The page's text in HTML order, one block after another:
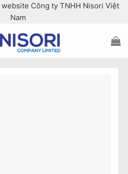
Công ty TNHH Nisori Việt
Nam